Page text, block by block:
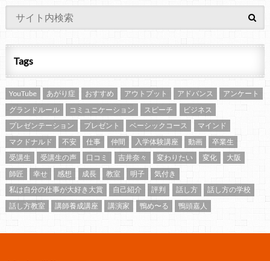
Tags
YouTube あがり症 おすすめ アウトプット アドバンス
アンケート
グランドルール
コミュニケーション スピーチ
ビジネス
プレゼンテーション
プレゼント ベーシックコース
マインド
マクドナルド
不安 仕事 仲間 入学体験講座 動画
卒業生
受講生
受講生の声 口コミ 吉井奈々 変わりたい 変化
大阪
師匠
幸せ 感想 成長 教室 明子
気付き
私は自分の仕事が大好き大賞
自己紹介 評判 話し方
話し方の学校
話し方教室
講師養成講座 講演家 鴨め〜る 鴨頭嘉人